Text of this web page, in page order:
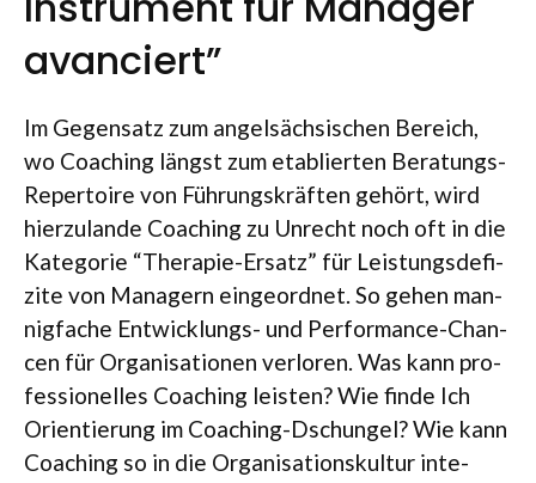
avanciert”
Im Gegen­satz zum angel­säch­si­schen Bereich,
wo Coa­ching längst zum eta­blier­ten Bera­tungs-
Reper­toire von Füh­rungs­kräf­ten gehört, wird
hier­zu­lande Coa­ching zu Unrecht noch oft in die
Kate­go­rie “The­ra­pie-Ersatz” für Leis­tungs­de­fi­
zite von Mana­gern ein­ge­ord­net. So gehen man­
nig­fa­che Ent­wick­lungs- und Per­for­mance-Chan­
cen für Orga­ni­sa­tio­nen ver­lo­ren. Was kann pro­
fes­sio­nel­les Coa­ching leis­ten? Wie finde Ich
Ori­en­tie­rung im Coa­ching-Dschun­gel? Wie kann
Coa­ching so in die Orga­ni­sa­ti­ons­kul­tur inte­